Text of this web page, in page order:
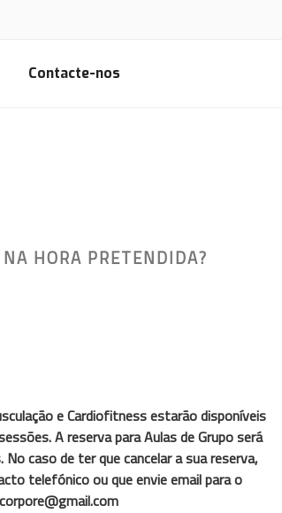
Contacte-nos
HORA PRETENDIDA?
e Cardiofitness estarão disponíveis
A reserva para Aulas de Grupo será
caso de ter que cancelar a sua reserva,
telefónico ou que envie email para o